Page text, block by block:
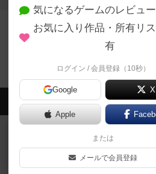
ブラックパーティで遊ぶことができるボー
が0店登録されています。公開プロフィー
トでログインすると、同じ都道府県内の店
会員の新し
クレッシェン
1980年にAvalon
14分前by Chaco
気になるゲームのレビュ
お気に入り作品・所有リ
有
ログイン / 会員登録（10秒）
Google X
Apple
または
メールで会員登録